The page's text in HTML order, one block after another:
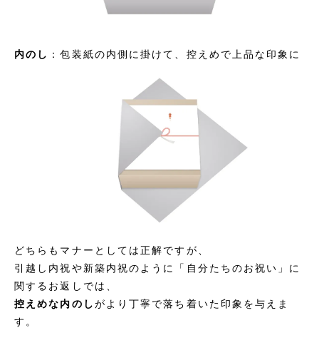
内のし ：包装紙の内側に掛けて、控えめで上品な印象に
どちらもマナーとしては正解ですが、
引越し内祝や新築内祝のように「自分たちのお祝い」に
関するお返しでは、
控えめな内のしがより丁寧で落ち着いた印象を与えま
す。